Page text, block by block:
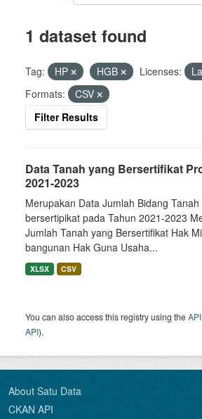
1 dataset found
Tag: HP HGB Licenses:
Formats:
CSV
Filter Results
Data Tanah yang Bersertifikat
2021-2023
Merupakan Data Jumlah Bidang
bersertipikat pada Tahun 2021-2023
Jumlah Tanah yang Bersertifikat Hak
bangunan Hak Guna Usaha...
XLSX CSV
You can also access this registry using theAPI
API).
About Satu Data
CKAN API